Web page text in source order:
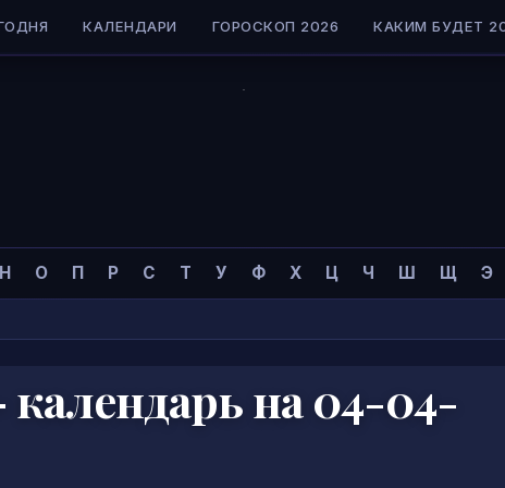
КАЛЕНДАРИ ГОРОСКОП 2026 КАКИМ БУДЕТ
Н О П Р С Т У Ф Х Ц Ч Ш Щ Э
»
на 04-04-